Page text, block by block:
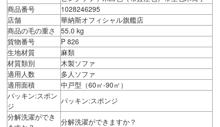
商品番号
1028246295
店舗
華納斯オフィシャル旗艦店
商品の毛の重さ
55.0 kg
貨物番号
P 826
生地材質
麻類
材質類別
木製ソファ
適用人数
多人ソファ
適用面積
中戸型（60㎡-90㎡）
パッキン:スポン
ジ
パッキン:スポンジ
分解洗濯ができ
分解洗濯ができますか？